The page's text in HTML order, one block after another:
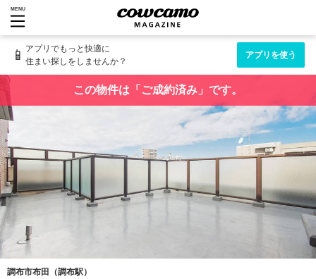
MENU
📱 アプリでもっと快適に
住まい探しをしませんか？
アプリを使う
この物件は「ご成約済み」です。
調布市布田（調布駅）